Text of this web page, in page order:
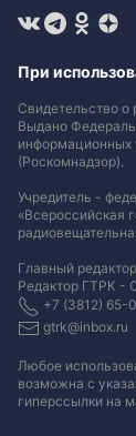
При
Свидетельство
Выдано
информационных
(Роскомнадзор).
Учредитель -
«Всероссийская
Главный
Редактор ГТРК -
+7 (3812) 65-
gtrk@inbox.ru
Любое
возможна с
гиперссылки на